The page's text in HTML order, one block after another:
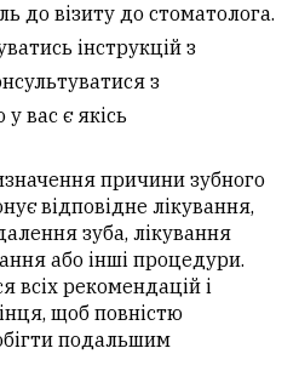
до візиту до стоматолога.
інструкцій з
з
вас є якісь
причини зубного
відповідне лікування,
зуба, лікування
або інші процедури.
всіх рекомендацій і
щоб повністю
подальшим